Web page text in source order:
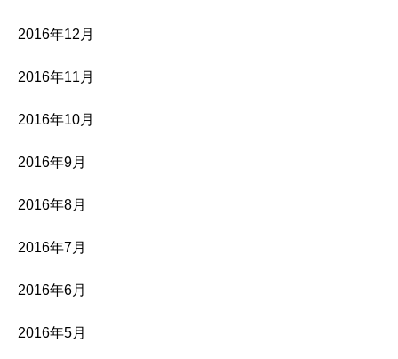
2016年12月
2016年11月
2016年10月
2016年9月
2016年8月
2016年7月
2016年6月
2016年5月